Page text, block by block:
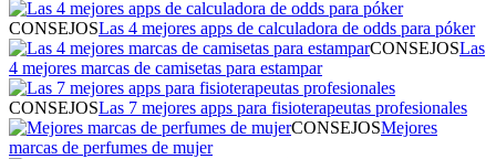
CONSEJOSLas 4 mejores apps de calculadora de odds para póker
CONSEJOSLas
4 mejores marcas de camisetas para estampar
CONSEJOSLas 7 mejores apps para fisioterapeutas profesionales
CONSEJOSMejores
marcas de perfumes de mujer